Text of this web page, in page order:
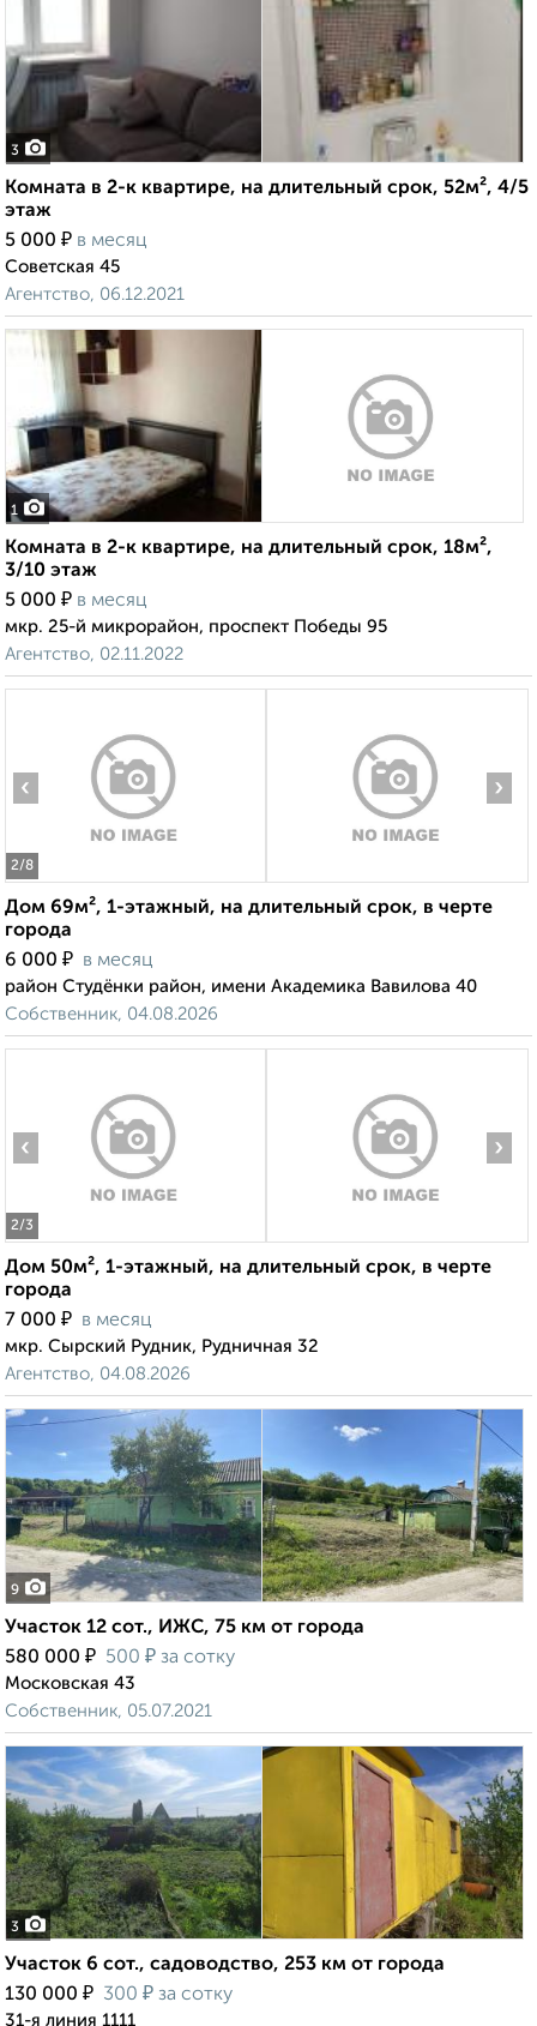
3
Комната в 2-к квартире, на длительный срок, 52м², 4/5
этаж
5 000 ₽ в месяц
Советская 45
Агентство, 06.12.2021
1
Комната в 2-к квартире, на длительный срок, 18м²,
3/10 этаж
5 000 ₽ в месяц
мкр. 25-й микрорайон, проспект Победы 95
Агентство, 02.11.2022
2/8
‹ ›
Дом 69м², 1-этажный, на длительный срок, в черте
города
6 000 ₽ в месяц
район Студёнки район, имени Академика Вавилова 40
Собственник, 04.08.2026
2/3
‹ ›
Дом 50м², 1-этажный, на длительный срок, в черте
города
7 000 ₽ в месяц
мкр. Сырский Рудник, Рудничная 32
Агентство, 04.08.2026
9
Участок 12 сот., ИЖС, 75 км от города
580 000 ₽ 500 ₽ за сотку
Московская 43
Собственник, 05.07.2021
3
Участок 6 сот., садоводство, 253 км от города
130 000 ₽ 300 ₽ за сотку
31-я линия 1111